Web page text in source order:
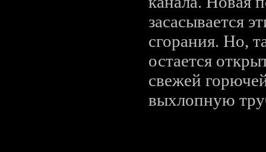
засасывается
сгорания. Но,
остается
свежей
выхлопную